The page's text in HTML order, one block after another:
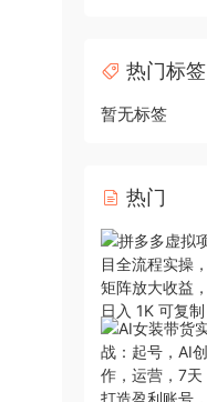
热门标签
暂无标签
热门